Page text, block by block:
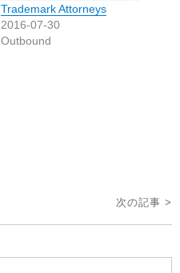
Trademark Attorneys
2016-07-30
Outbound
次の記事 >